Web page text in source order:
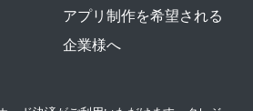
アプリ制作を希望される
企業様へ